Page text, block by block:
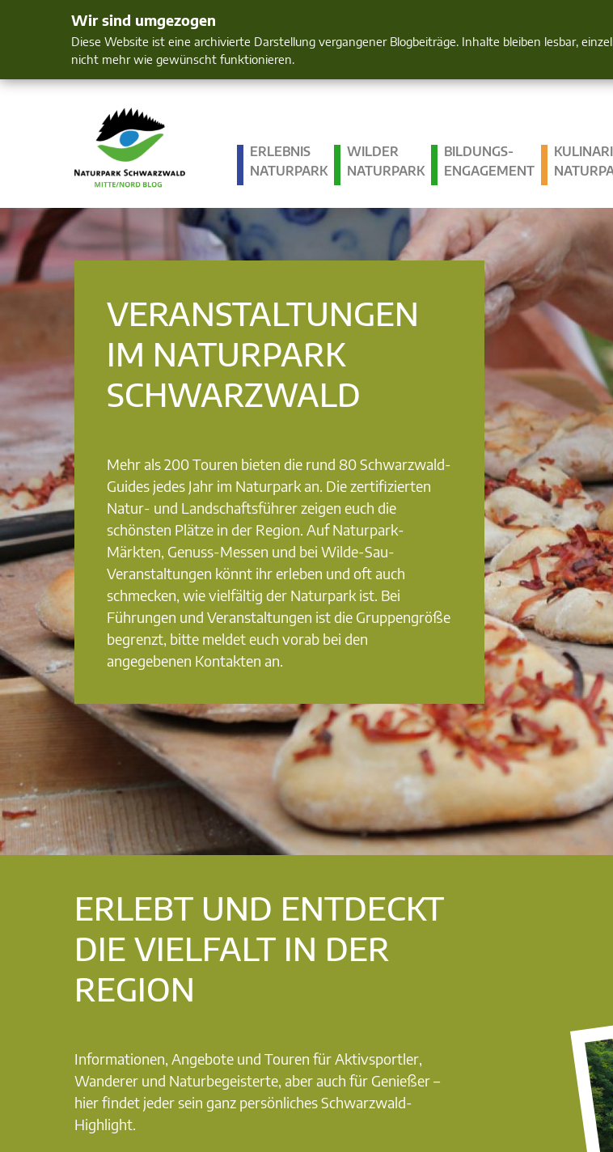
Wir sind umgezogen
Diese Website ist eine archivierte Darstellung vergangener Blogbeiträge. Inhalte bleiben lesbar,
nicht mehr wie gewünscht funktionieren.
Mensch und Natur im Blick
ERLEBNIS
NATURPARK
WILDER
NATURPARK
BILDUNGS­
ENGAGEMENT
VERANSTALTUNGEN
IM NATURPARK
SCHWARZWALD
Mehr als 200 Touren bieten die rund 80 Schwarzwald-
Guides jedes Jahr im Naturpark an. Die zertifizierten
Natur- und Landschaftsführer zeigen euch die
schönsten Plätze in der Region. Auf Naturpark-
Märkten, Genuss-Messen und bei Wilde-Sau-
Veranstaltungen könnt ihr erleben und oft auch
schmecken, wie vielfältig der Naturpark ist. Bei
Führungen und Veranstaltungen ist die Gruppengröße
begrenzt, bitte meldet euch vorab bei den
angegebenen Kontakten an.
ERLEBT UND ENTDECKT
DIE VIELFALT IN DER
REGION
Informationen, Angebote und Touren für Aktivsportler,
Wanderer und Naturbegeisterte, aber auch für Genießer –
hier findet jeder sein ganz persönliches Schwarzwald-
Highlight.